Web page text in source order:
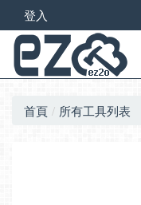
登入
首頁 所有工具列表